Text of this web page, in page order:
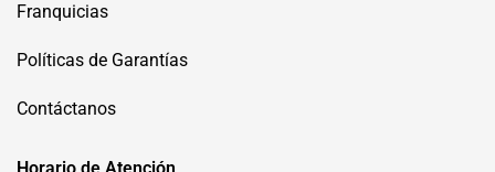
Franquicias
Políticas de Garantías
Contáctanos